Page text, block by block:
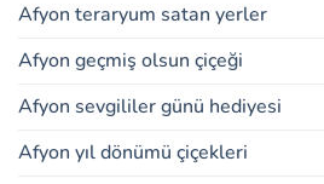
Afyon teraryum satan yerler
Afyon geçmiş olsun çiçeği
Afyon sevgililer günü hediyesi
Afyon yıl dönümü çiçekleri